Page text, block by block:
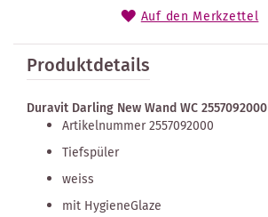
Auf den Merkzettel
Produktdetails
Duravit Darling New Wand WC 2557092000
Artikelnummer 2557092000
Tiefspüler
weiss
mit HygieneGlaze